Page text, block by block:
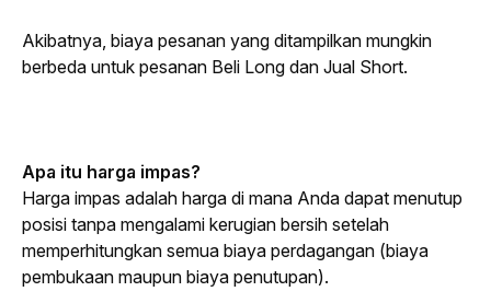
Akibatnya, biaya pesanan yang ditampilkan mungkin
berbeda untuk pesanan Beli Long dan Jual Short.
Apa itu harga impas?
Harga impas adalah harga di mana Anda dapat menutup
posisi tanpa mengalami kerugian bersih setelah
memperhitungkan semua biaya perdagangan (biaya
pembukaan maupun biaya penutupan).